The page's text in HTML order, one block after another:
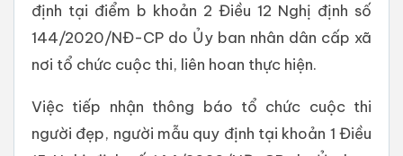
định tại điểm b khoản 2 Điều 12 Nghị định số
144/2020/NĐ-CP do Ủy ban nhân dân cấp xã
nơi tổ chức cuộc thi, liên hoan thực hiện.
Việc tiếp nhận thông báo tổ chức cuộc thi
người đẹp, người mẫu quy định tại khoản 1 Điều